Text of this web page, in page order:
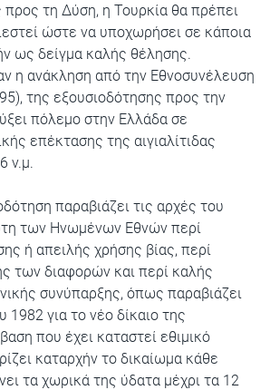
τη Δύση, η Τουρκία θα πρέπει
ώστε να υποχωρήσει σε κάποια
ως δείγμα καλής θέλησης.
η ανάκληση από την Εθνοσυνέλευση
της εξουσιοδότησης προς την
πόλεμο στην Ελλάδα σε
επέκτασης της αιγιαλίτιδας
ν.μ.
παραβιάζει τις αρχές του
των Ηνωμένων Εθνών περί
ή απειλής χρήσης βίας, περί
των διαφορών και περί καλής
συνύπαρξης, όπως παραβιάζει
1982 για το νέο δίκαιο της
που έχει καταστεί εθιμικό
καταρχήν το δικαίωμα κάθε
τα χωρικά της ύδατα μέχρι τα 12